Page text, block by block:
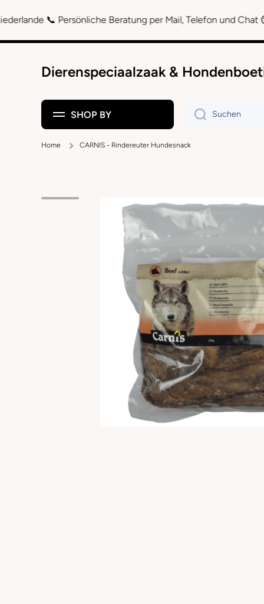
Direkt zum Inhalt
Beratung per Mail, Telefon und Chat ⏲ Spätere
Dierenspeciaalzaak &
SHOP BY Suchen
Home CARNIS - Rindereuter Hundesnack
Zu Produktinformationen springen